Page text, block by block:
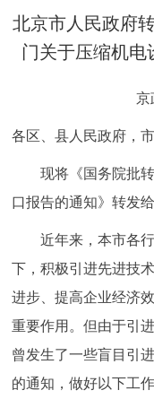
决策公开
政务服务
便民服务
政民互动
12345网上接诉即办
参与调查
北京市人民政府
门关于压缩机电
京
各区、县人民政府，
现将《国务院批转
口报告的通知》转发
近年来，本市各行
下，积极引进先进技
进步、提高企业经济
重要作用。但由于引
曾发生了一些盲目引
的通知，做好以下工作